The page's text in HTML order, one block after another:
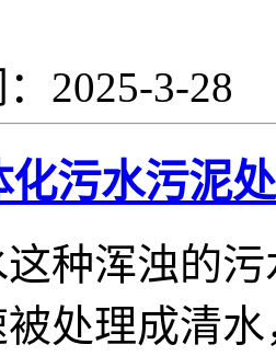
2025-3-28
化污水污泥
种浑浊的
处理成清